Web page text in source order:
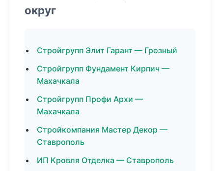
округ
Стройгрупп Элит Гарант — Грозный
Стройгрупп Фундамент Кирпич —
Махачкала
Стройгрупп Профи Архи —
Махачкала
Стройкомпания Мастер Декор —
Ставрополь
ИП Кровля Отделка — Ставрополь